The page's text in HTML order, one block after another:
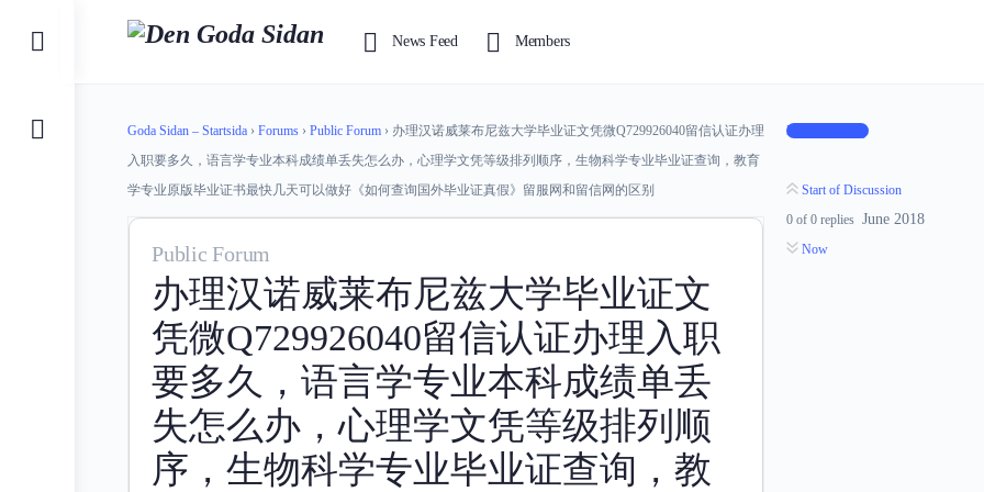
News Feed Members
Goda Sidan – Startsida › Forums › Public Forum › 办理汉诺威莱布尼兹大学毕业证文凭微Q729926040留信认证办理
入职要多久，语言学专业本科成绩单丢失怎么办，心理学文凭等级排列顺序，生物科学专业毕业证查询，教育
学专业原版毕业证书最快几天可以做好《如何查询国外毕业证真假》留服网和留信网的区别
Public Forum
办理汉诺威莱布尼兹大学毕业证文
凭微Q729926040留信认证办理入职
要多久，语言学专业本科成绩单丢
失怎么办，心理学文凭等级排列顺
序，生物科学专业毕业证查询，教
Log In to Reply
Start of Discussion
0 of 0 replies June 2018
Now